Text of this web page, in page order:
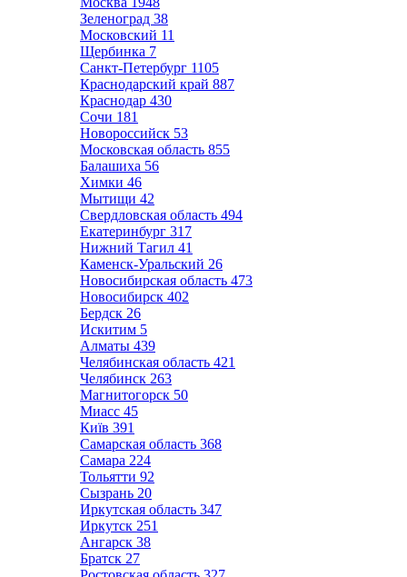
Зеленоград 38
Московский 11
Щербинка 7
Санкт-Петербург 1105
Краснодарский край 887
Краснодар 430
Сочи 181
Новороссийск 53
Московская область 855
Балашиха 56
Химки 46
Мытищи 42
Свердловская область 494
Екатеринбург 317
Нижний Тагил 41
Каменск-Уральский 26
Новосибирская область 473
Новосибирск 402
Бердск 26
Искитим 5
Алматы 439
Челябинская область 421
Челябинск 263
Магнитогорск 50
Миасс 45
Київ 391
Самарская область 368
Самара 224
Тольятти 92
Сызрань 20
Иркутская область 347
Иркутск 251
Ангарск 38
Братск 27